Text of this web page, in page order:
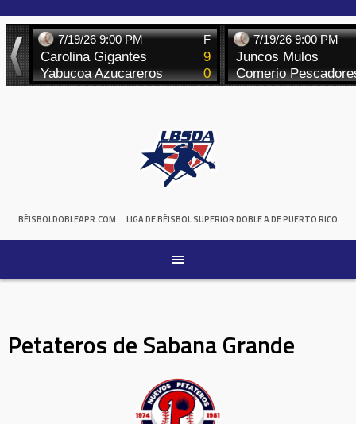
to
content
BÉISBOLDOBLEAPR.COM LIGA DE BÉISBOL SUPERIOR DOBLE A DE PUERTO RICO
Petateros de Sabana Grande